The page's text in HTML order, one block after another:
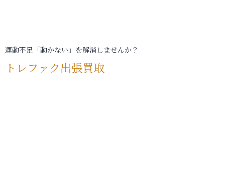
運動不足「動かない」を解消しませんか？
トレファク出張買取